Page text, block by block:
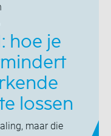
hoe je
lossen
maar die